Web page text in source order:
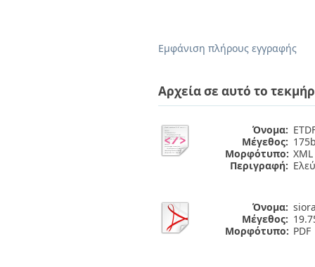
Εμφάνιση πλήρους εγγραφής
Αρχεία σε αυτό το
Όνομα:
Μέγεθος:
Μορφότυπο: XML
Περιγραφή:
Όνομα:
Μέγεθος:
Μορφότυπο: PDF